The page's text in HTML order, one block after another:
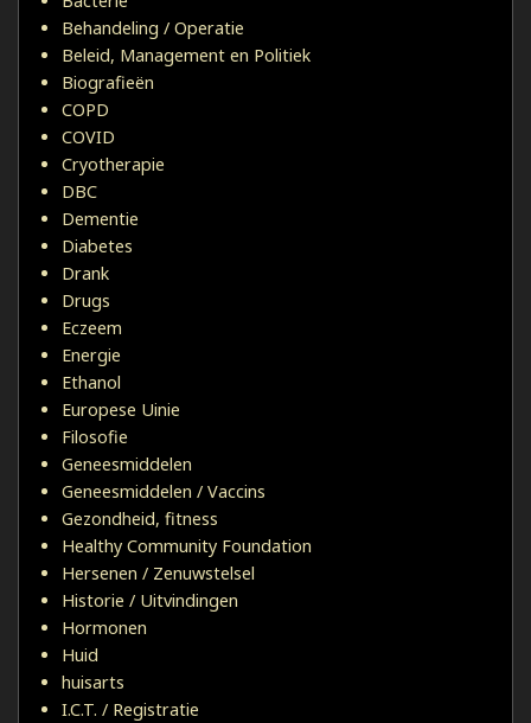
Behandeling / Operatie
Beleid, Management en Politiek
Biografieën
COPD
COVID
Cryotherapie
DBC
Dementie
Diabetes
Drank
Drugs
Eczeem
Energie
Ethanol
Europese Uinie
Filosofie
Geneesmiddelen
Geneesmiddelen / Vaccins
Gezondheid, fitness
Healthy Community Foundation
Hersenen / Zenuwstelsel
Historie / Uitvindingen
Hormonen
Huid
huisarts
I.C.T. / Registratie